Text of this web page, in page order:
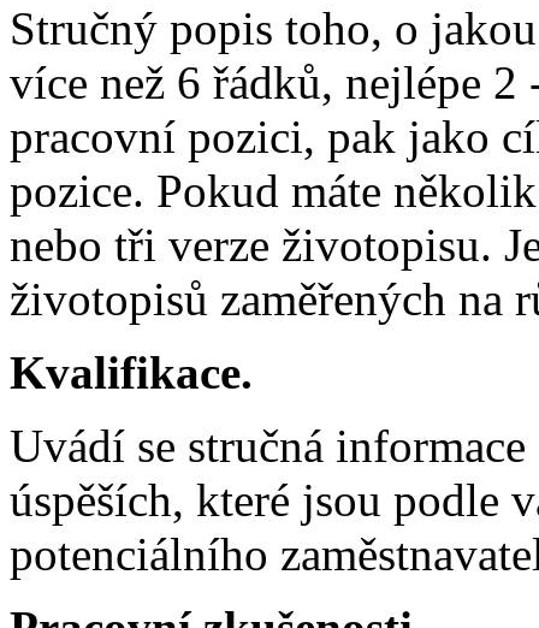
Stručný popis toho, o
více než 6 řádků, nejlépe
pracovní pozici, pak jako
pozice. Pokud máte
nebo tři verze životopisu.
životopisů zaměřených na
Kvalifikace.
Uvádí se stručná
úspěších, které jsou podle
potenciálního